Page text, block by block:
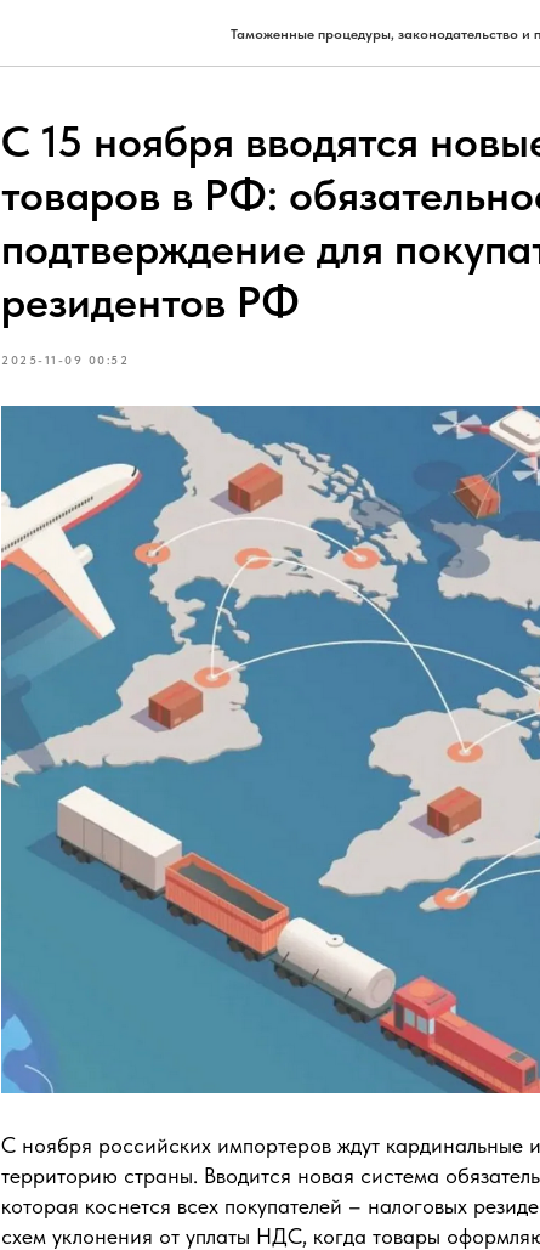
Таможенные процедуры, законодательство и
С 15 ноября вводятся
товаров в РФ:
подтверждение для
резидентов РФ
2025-11-09 00:52
С ноября российских импортеров ждут кардинальные
территорию страны. Вводится новая система
которая коснется всех покупателей – налоговых
схем уклонения от уплаты НДС, когда товары